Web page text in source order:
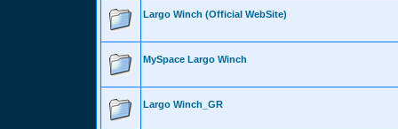
Largo Winch (Official WebSite)
MySpace Largo Winch
Largo Winch_GR